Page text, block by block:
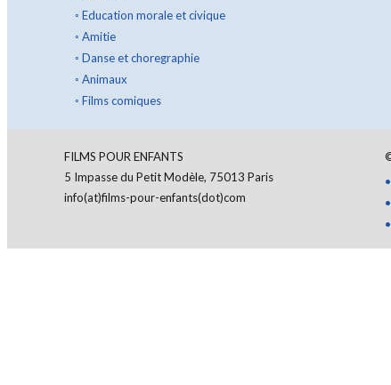
◦ Education morale et civique
◦ Amitie
◦ Danse et choregraphie
◦ Animaux
◦ Films comiques
FILMS POUR ENFANTS
5 Impasse du Petit Modèle, 75013 Paris
info(at)films-pour-enfants(dot)com
•
•
•